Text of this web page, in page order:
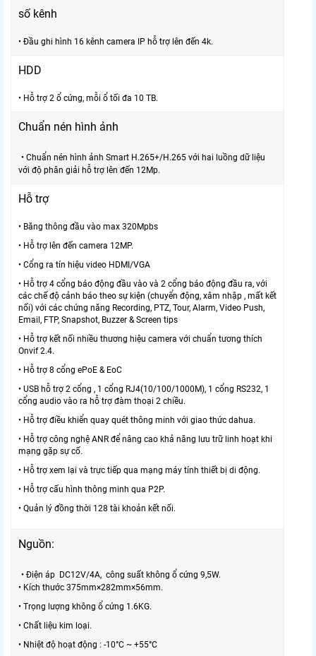
số kênh
• Đầu ghi hình 16 kênh camera IP hỗ trợ lên đến 4k.
HDD
• Hỗ trợ 2 ổ cứng, mỗi ổ tối đa 10 TB.
Chuẩn nén hình ảnh
• Chuẩn nén hình ảnh Smart H.265+/H.265 với hai luồng dữ liệu
với độ phân giải hỗ trợ lên đến 12Mp.
Hỗ trợ
• Băng thông đầu vào max 320Mpbs
• Hỗ trợ lên đến camera 12MP.
• Cổng ra tín hiệu video HDMI/VGA
• Hỗ trợ 4 cổng báo động đầu vào và 2 cổng báo động đầu ra, với
các chế độ cảnh báo theo sự kiện (chuyển động, xâm nhập , mất kết
nối) với các chứng năng Recording, PTZ, Tour, Alarm, Video Push,
Email, FTP, Snapshot, Buzzer & Screen tips
• Hỗ trợ kết nối nhiều thương hiệu camera với chuẩn tương thích
Onvif 2.4.
• Hỗ trợ 8 cổng ePoE & EoC
• USB hỗ trợ 2 cổng , 1 cổng RJ4(10/100/1000M), 1 cổng RS232, 1
cổng audio vào ra hỗ trợ đàm thoại 2 chiều.
• Hỗ trợ điều khiển quay quét thông minh với giao thức dahua.
• Hỗ trợ công nghệ ANR để nâng cao khả năng lưu trữ linh hoạt khi
mạng gặp sự cố.
• Hỗ trợ xem lại và trực tiếp qua mạng máy tính thiết bị di động.
• Hỗ trợ cấu hình thông minh qua P2P.
• Quản lý đồng thời 128 tài khoản kết nối.
Nguồn:
• Điện áp DC12V/4A, công suất không ổ cứng 9,5W.
• Kích thước 375mm×282mm×56mm.
• Trọng lượng không ổ cứng 1.6KG.
• Chất liệu kim loại.
• Nhiệt độ hoạt động : -10°C ~ +55°C